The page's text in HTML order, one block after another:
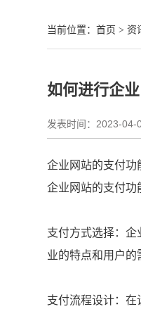
当前位置：首页 资
如何进行企
发表时间：2023-
企业网站的支付功
企业网站的支付功
支付方式选择：
业的特点和用户的
支付流程设计：在